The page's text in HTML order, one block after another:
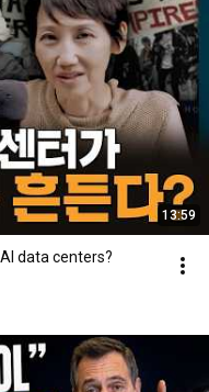
13:59
data centers?